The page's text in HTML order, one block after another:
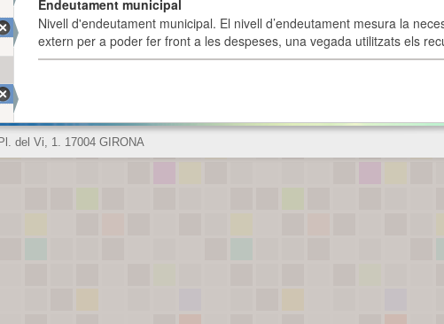
Endeutament municipal
Nivell d'endeutament municipal. El nivell d’endeutament mesura la
extern per a poder fer front a les despeses, una vegada utilitzats els
Pl. del Vi, 1. 17004 GIRONA